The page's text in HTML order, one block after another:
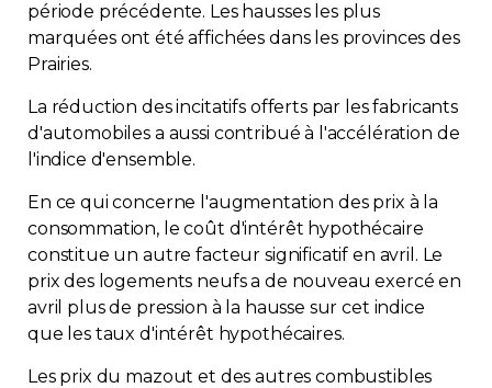
période précédente. Les hausses les plus
marquées ont été affichées dans les provinces des
Prairies.
La réduction des incitatifs offerts par les fabricants
d'automobiles a aussi contribué à l'accélération de
l'indice d'ensemble.
En ce qui concerne l'augmentation des prix à la
consommation, le coût d'intérêt hypothécaire
constitue un autre facteur significatif en avril. Le
prix des logements neufs a de nouveau exercé en
avril plus de pression à la hausse sur cet indice
que les taux d'intérêt hypothécaires.
Les prix du mazout et des autres combustibles